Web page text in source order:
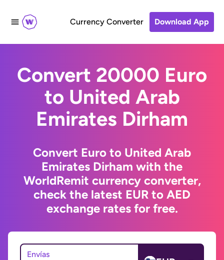
Currency Converter Download App
Convert 20000 Euro
to United Arab
Emirates Dirham
Convert Euro to United Arab
Emirates Dirham with the
WorldRemit currency converter,
check the latest EUR to AED
exchange rates for free.
Envías